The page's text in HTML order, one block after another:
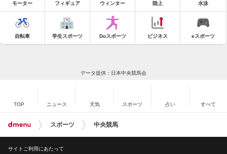
モーター フィギュア ウィンター 陸上 水泳
自転車 学生スポーツ Doスポーツ ビジネス eスポーツ
データ提供：日本中央競馬会
TOP ニュース 天気 スポーツ 占い すべて
スポーツ 中央競馬
サイトご利用にあたって